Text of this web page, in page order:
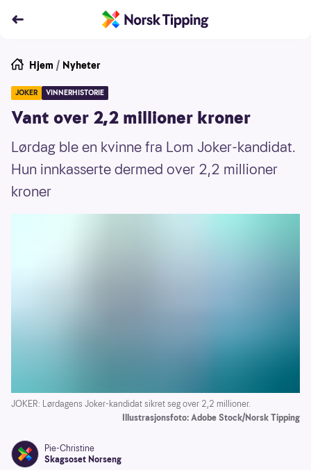
Hjem / Nyheter
JOKER VINNERHISTORIE
Vant over 2,2 millioner kroner
Lørdag ble en kvinne fra Lom Joker-kandidat.
Hun innkasserte dermed over 2,2 millioner
kroner
JOKER: Lørdagens Joker-kandidat sikret seg over 2,2 millioner.
Illustrasjonsfoto: Adobe Stock/Norsk Tipping
Pie-Christine
Skagsoset Norseng